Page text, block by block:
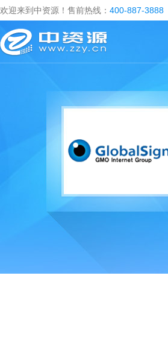
欢迎来到中资源！售前热线： 400-887-3888